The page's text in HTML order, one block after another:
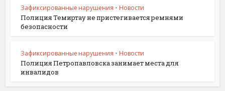
Зафиксированные нарушения • Новости
Полиция Темиртау не пристегивается ремнями
безопасности
Зафиксированные нарушения • Новости
Полиция Петропавловска занимает места для
инвалидов